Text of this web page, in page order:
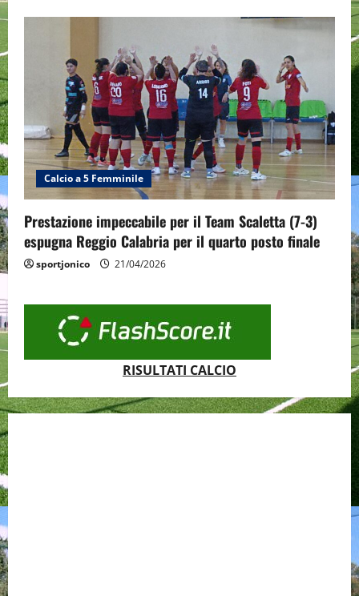
Calcio a 5 Femminile
Prestazione impeccabile per il Team Scaletta (7-3)
espugna Reggio Calabria per il quarto posto finale
sportjonico 21/04/2026
RISULTATI CALCIO